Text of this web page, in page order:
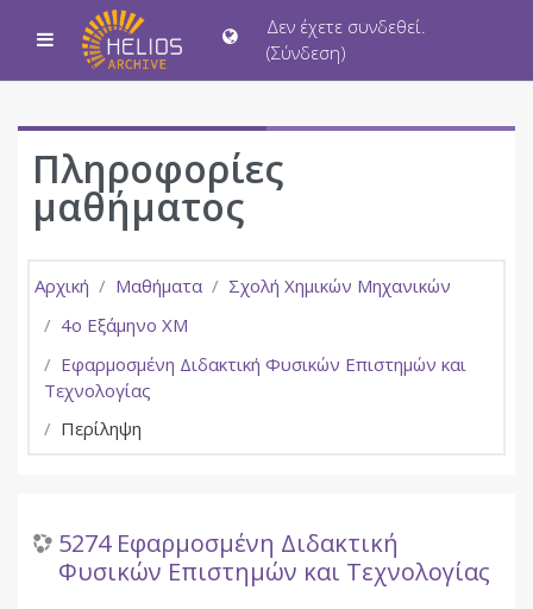
Μετάβαση στο κεντρικό περιεχόμενο
Πλευρικός πίνακας
Δεν έχετε συνδεθεί.
(Σύνδεση)
Πληροφορίες
μαθήματος
Αρχική Μαθήματα
Σχολή Χημικών Μηχανικών
4ο Εξάμηνο ΧΜ
Εφαρμοσμένη Διδακτική Φυσικών Επιστημών και
Τεχνολογίας
Περίληψη
5274 Εφαρμοσμένη Διδακτική
Φυσικών Επιστημών και Τεχνολογίας